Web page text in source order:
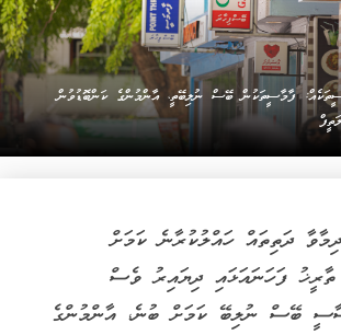
ފާމާސީތަކުން ބޭސް ނުލިބޭތީ، އާންމުންގެ ކަންބޮޑުވުން
ދަތިތައް ހައްލުކުރާނެ ކަމަށް
ފަހަނައަޅައި ދިޔައިރު ވެސް
ބޭސް ނުލިބޭ ކަމަށް ބުނެ، އާންމުންގެ